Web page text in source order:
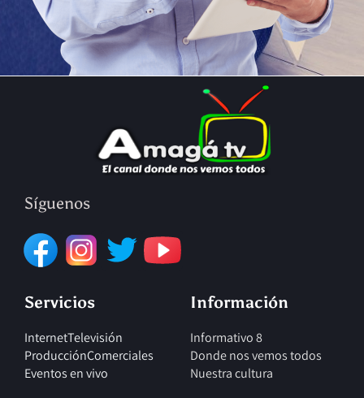
Síguenos
Servicios
InternetTelevisión
ProducciónComerciales
Eventos en vivo
Información
Informativo 8
Donde nos vemos todos
Nuestra cultura